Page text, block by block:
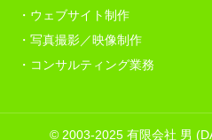
・ウェブサイト制作
・写真撮影／映像制作
・コンサルティング業務
© 2003-2025 有限会社 男